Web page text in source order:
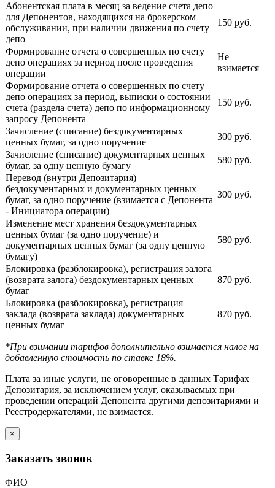
Абонентская плата в месяц за ведение счета депо
для Депонентов, находящихся на брокерском
обслуживании, при наличии движения по счету
депо
150 руб.
Формирование отчета о совершенных по счету
депо операциях за период после проведения
операции
Не
взимается
Формирование отчета о совершенных по счету
депо операциях за период, выписки о состоянии
счета (раздела счета) депо по информационному
запросу Депонента
150 руб.
Зачисление (списание) бездокументарных
ценных бумаг, за одно поручение
300 руб.
Зачисление (списание) документарных ценных
бумаг, за одну ценную бумагу
580 руб.
Перевод (внутри Депозитария)
бездокументарных и документарных ценных
бумаг, за одно поручение (взимается с Депонента
- Инициатора операции)
300 руб.
Изменение мест хранения бездокументарных
ценных бумаг (за одно поручение) и
документарных ценных бумаг (за одну ценную
бумагу)
580 руб.
Блокировка (разблокировка), регистрация залога
(возврата залога) бездокументарных ценных
бумаг
870 руб.
Блокировка (разблокировка), регистрация
заклада (возврата заклада) документарных
ценных бумаг
870 руб.
*При взимании тарифов дополнительно взимается налог на
добавленную стоимость по ставке 18%.
Плата за иные услуги, не оговоренные в данных Тарифах
Депозитария, за исключением услуг, оказываемых при
проведении операций Депонента другими депозитариями и
Реестродержателями, не взимается.
×
Заказать звонок
ФИО